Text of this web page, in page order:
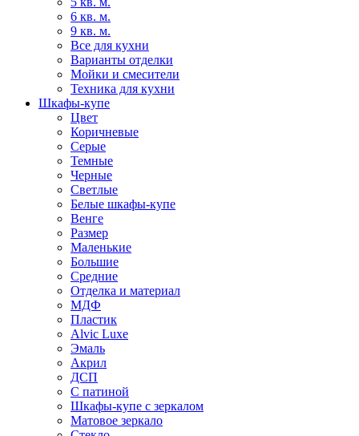
6 кв. м.
9 кв. м.
Все для кухни
Варианты отделки
Мойки и смесители
Техника для кухни
Шкафы-купе
Цвет
Коричневые
Серые
Темные
Черные
Светлые
Белые шкафы-купе
Венге
Размер
Маленькие
Большие
Средние
Отделка и материал
МДФ
Пластик
Alvic Luxe
Эмаль
Акрил
ДСП
С патиной
Шкафы-купе с зеркалом
Матовое зеркало